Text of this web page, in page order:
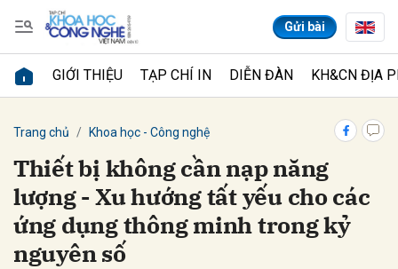
Gửi bài
GIỚI THIỆU TẠP CHÍ IN DIỄN ĐÀN KH&CN ĐỊA
Trang chủ Khoa học - Công nghệ
Thiết bị không cần nạp năng
lượng - Xu hướng tất yếu cho các
ứng dụng thông minh trong kỷ
nguyên số
Gửi bình luận